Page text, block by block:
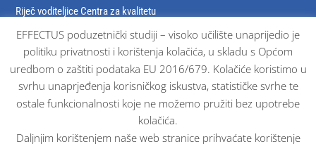
Riječ voditeljice Centra za kvalitetu
Organizacija sustava za osiguravanje i unaprjeđivanje kvalitete
Dokumenti sustava osiguravanja kvalitete
Certifikati
EFFECTUS poduzetnički studiji – visoko učilište unaprijedio je
politiku privatnosti i korištenja kolačića, u skladu s Općom
uredbom o zaštiti podataka EU 2016/679. Kolačiće koristimo u
svrhu unaprjeđenja korisničkog iskustva, statističke svrhe te
ostale funkcionalnosti koje ne možemo pružiti bez upotrebe
kolačića.
Daljnjim korištenjem naše web stranice prihvaćate korištenje